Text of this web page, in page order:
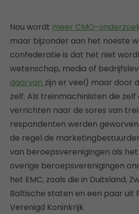
Nou wordt meer CMO-
maar bijzonder aan het noeste
confederatie is dat het niet
wetenschap, media of
daarvan zijn er veel) maar door
zelf. Als treinmachinisten die
verrichten naar de sores van
respondenten werden geworven
de regel de
van beroepsverenigingen als het
overige beroepsverenigingen
het EMC, zoals die in Duitsland,
Baltische staten en een paar uit
Verenigd Koninkrijk.